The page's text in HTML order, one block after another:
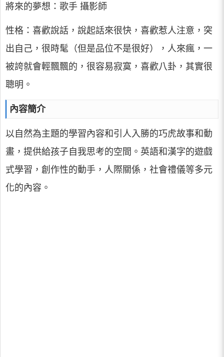
將來的夢想：歌手 攝影師
性格：喜歡說話，說起話來很快，喜歡惹人注意，突
出自己，很時髦（但是品位不是很好），人來瘋，一
被誇就會輕飄飄的，很容易寂寞，喜歡八卦，其實很
聰明。
內容簡介
以自然為主題的學習內容和引人入勝的巧虎故事和動
畫，提供給孩子自我思考的空間。英語和漢字的遊戲
式學習，創作性的動手，人際關係，社會禮儀等多元
化的內容。